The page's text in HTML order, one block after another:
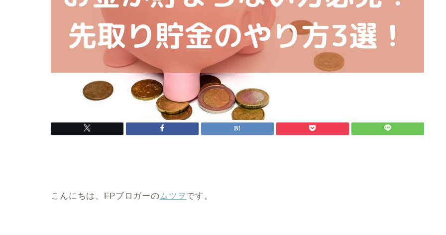
こんにちは、FPブロガーのムツヲです。